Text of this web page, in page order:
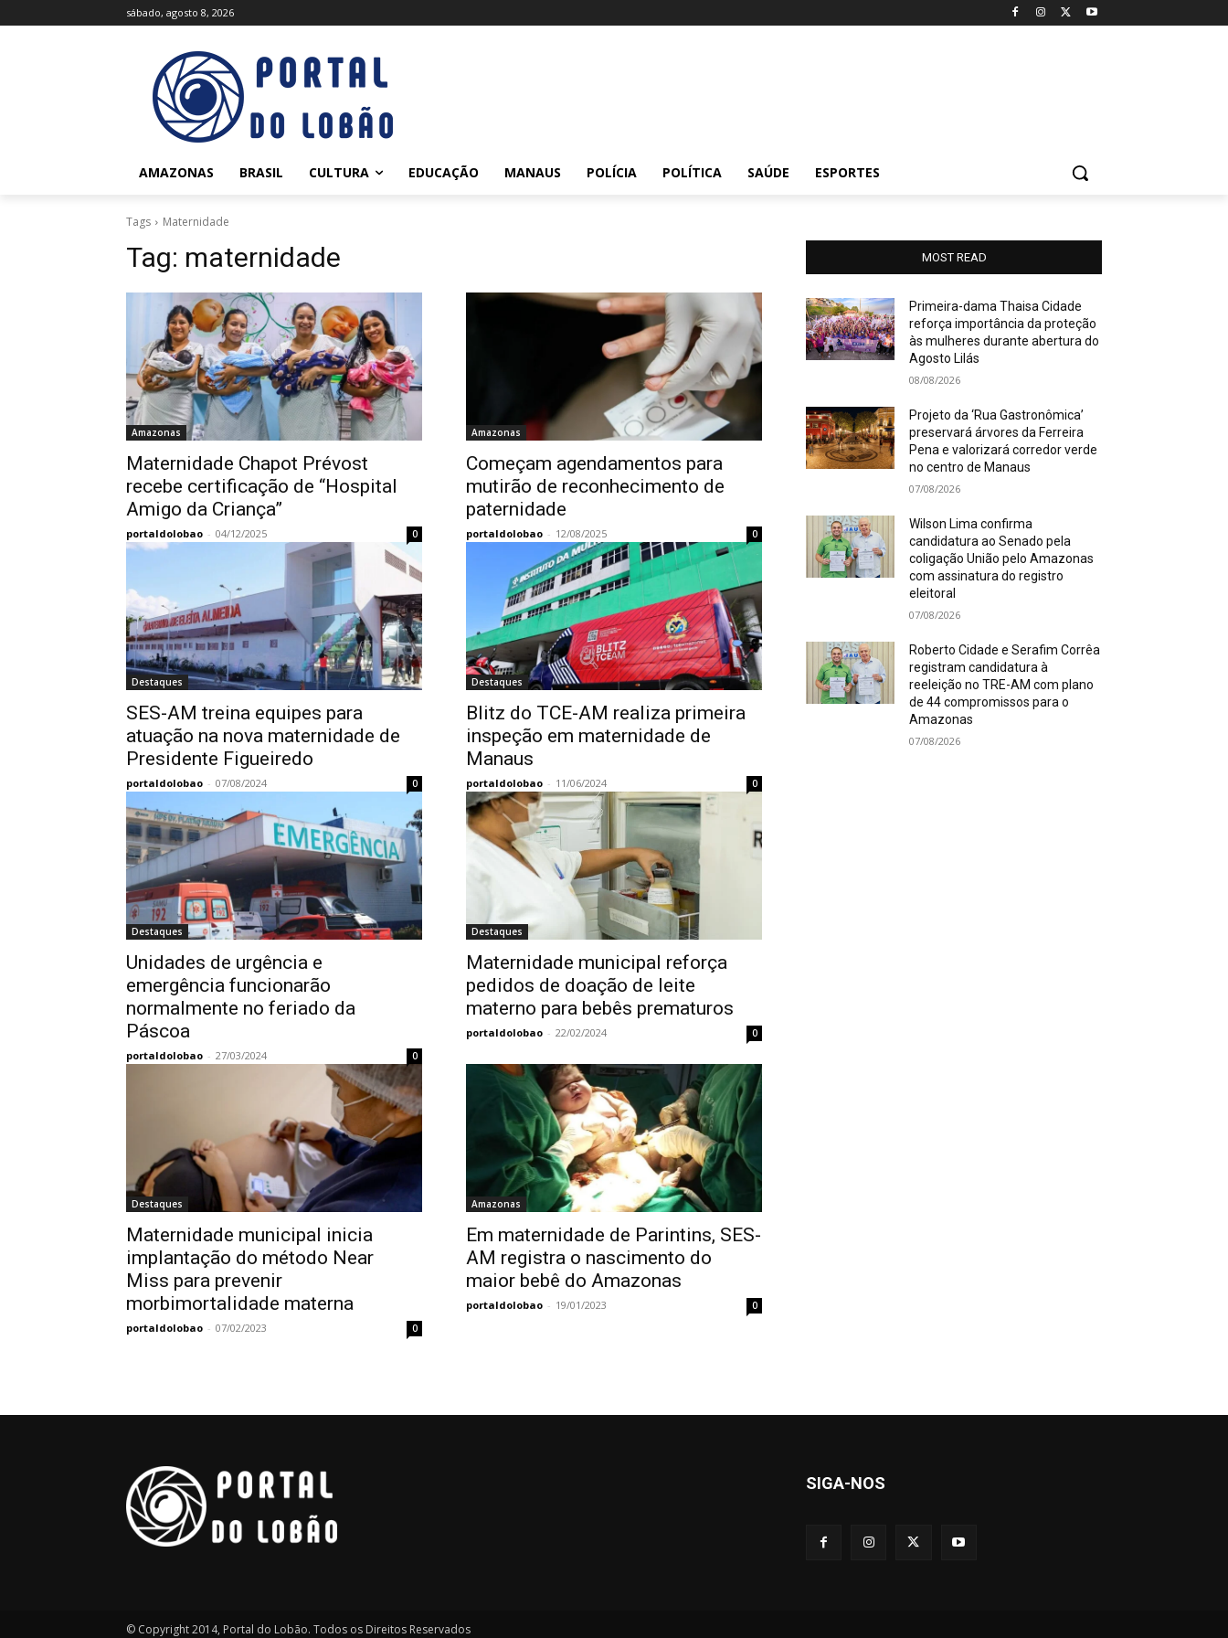
sábado, agosto 8, 2026
AMAZONAS BRASIL CULTURA EDUCAÇÃO MANAUS POLÍCIA POLÍTICA SAÚDE ESPORTES
Tags Maternidade
Tag: maternidade
Amazonas
Maternidade Chapot Prévost
recebe certificação de “Hospital
Amigo da Criança”
portaldolobao - 04/12/2025 0
Amazonas
Começam agendamentos para
mutirão de reconhecimento de
paternidade
portaldolobao - 12/08/2025 0
Destaques
SES-AM treina equipes para
atuação na nova maternidade de
Presidente Figueiredo
portaldolobao - 07/08/2024 0
Destaques
Blitz do TCE-AM realiza primeira
inspeção em maternidade de
Manaus
portaldolobao - 11/06/2024 0
Destaques
Unidades de urgência e
emergência funcionarão
normalmente no feriado da
Páscoa
portaldolobao - 27/03/2024 0
Destaques
Maternidade municipal reforça
pedidos de doação de leite
materno para bebês prematuros
portaldolobao - 22/02/2024 0
Destaques
Maternidade municipal inicia
implantação do método Near
Miss para prevenir
morbimortalidade materna
portaldolobao - 07/02/2023 0
Amazonas
Em maternidade de Parintins, SES-
AM registra o nascimento do
maior bebê do Amazonas
portaldolobao - 19/01/2023 0
MOST READ
Primeira-dama Thaisa Cidade
reforça importância da proteção
às mulheres durante abertura do
Agosto Lilás
08/08/2026
Projeto da ‘Rua Gastronômica’
preservará árvores da Ferreira
Pena e valorizará corredor verde
no centro de Manaus
07/08/2026
Wilson Lima confirma
candidatura ao Senado pela
coligação União pelo Amazonas
com assinatura do registro
eleitoral
07/08/2026
Roberto Cidade e Serafim Corrêa
registram candidatura à
reeleição no TRE-AM com plano
de 44 compromissos para o
Amazonas
07/08/2026
SIGA-NOS
© Copyright 2014, Portal do Lobão. Todos os Direitos Reservados